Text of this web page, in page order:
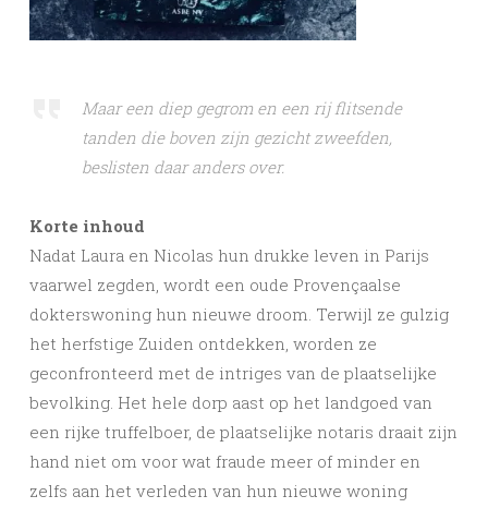
Maar een diep gegrom en een rij flitsende
tanden die boven zijn gezicht zweefden,
beslisten daar anders over.
Korte inhoud
Nadat Laura en Nicolas hun drukke leven in Parijs
vaarwel zegden, wordt een oude Provençaalse
dokterswoning hun nieuwe droom. Terwijl ze gulzig
het herfstige Zuiden ontdekken, worden ze
geconfronteerd met de intriges van de plaatselijke
bevolking. Het hele dorp aast op het landgoed van
een rijke truffelboer, de plaatselijke notaris draait zijn
hand niet om voor wat fraude meer of minder en
zelfs aan het verleden van hun nieuwe woning